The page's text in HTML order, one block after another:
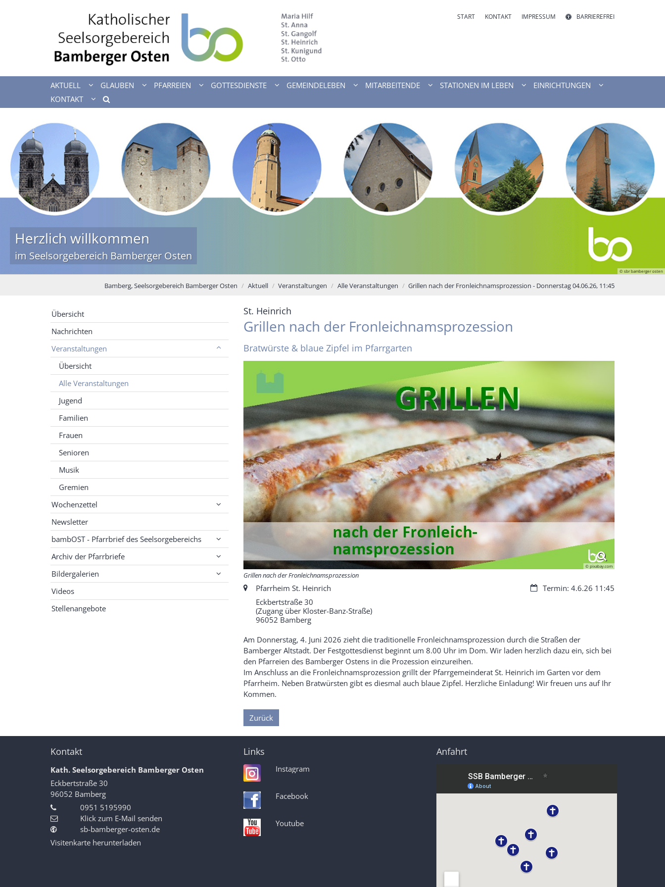
START KONTAKT IMPRESSUM BARRIEREFREI
AKTUELL GLAUBEN PFARREIEN GOTTESDIENSTE GEMEINDELEBEN MITARBEITENDE STATIONEN IM LEBEN
EINRICHTUNGEN
KONTAKT
© sbr bamberger osten
Herzlich willkommen
im Seelsorgebereich Bamberger Osten
Bamberg, Seelsorgebereich Bamberger Osten Aktuell Veranstaltungen Alle Veranstaltungen Grillen nach der Fronleichnamsprozession - Donnerstag 04.06.26, 11:45
St. Heinrich
Grillen nach der Fronleichnamsprozession
Bratwürste & blaue Zipfel im Pfarrgarten
© pixabay.com
Grillen nach der Fronleichnamsprozession
Datum:Termin: 4.6.26 11:45
Ort: Pfarrheim St. Heinrich
Eckbertstraße 30
(Zugang über Kloster-Banz-Straße)
96052 Bamberg
Am Donnerstag, 4. Juni 2026 zieht die traditionelle Fronleichnamsprozession durch die Straßen der
Bamberger Altstadt. Der Festgottesdienst beginnt um 8.00 Uhr im Dom. Wir laden herzlich dazu ein, sich bei
den Pfarreien des Bamberger Ostens in die Prozession einzureihen.
Im Anschluss an die Fronleichnamsprozession grillt der Pfarrgemeinderat St. Heinrich im Garten vor dem
Pfarrheim. Neben Bratwürsten gibt es diesmal auch blaue Zipfel. Herzliche Einladung! Wir freuen uns auf Ihr
Kommen.
Zurück
Übersicht
Nachrichten
Veranstaltungen
Übersicht
Alle Veranstaltungen
Jugend
Familien
Frauen
Senioren
Musik
Gremien
Wochenzettel
Newsletter
bambOST - Pfarrbrief des Seelsorgebereichs
Archiv der Pfarrbriefe
Bildergalerien
Videos
Stellenangebote
Kontakt
Kath. Seelsorgebereich Bamberger Osten
Eckbertstraße 30
96052 Bamberg
0951 5195990
Klick zum E-Mail senden
sb-bamberger-osten.de
Visitenkarte herunterladen
Links
Instagram
Facebook
Youtube
Anfahrt